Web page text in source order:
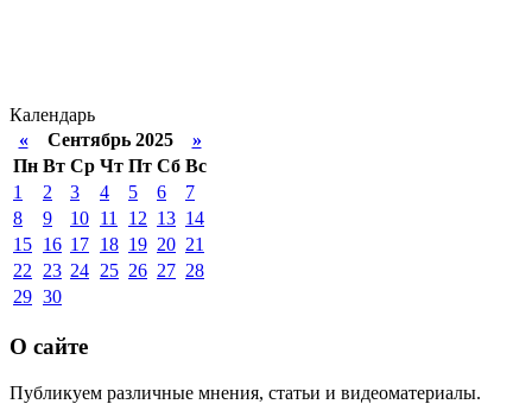
Календарь
«Сентябрь 2025 »
Пн Вт Ср Чт Пт Сб Вс
1
2 3 4 5 6
7
8
9 10 11 12 13 14
15 16 17 18 19 20 21
22
23 24 25 26 27 28
29 30
О сайте
Публикуем различные мнения, статьи и видеоматериалы.